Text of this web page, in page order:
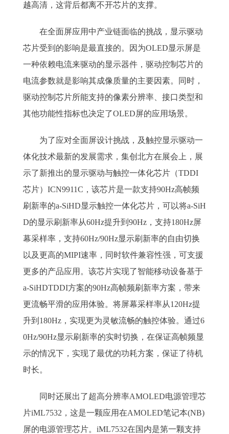
越高清，这背后都离不开芯片的支撑。
在全面屏应用中产业链面临的挑战，显示驱动
芯片受到的影响是最直接的。因为OLED显示屏是
一种依赖电流来驱动的显示器件，驱动控制芯片的
电流参数就是影响其成像质量的主要因素。同时，
驱动控制芯片所能支持的像素分辨率、接口类型和
其他功能性指标也决定了OLED屏的应用场景。
为了应对全面屏设计挑战，及触控显示驱动一
体化技术最新的发展需求，集创北方在展会上，展
示了新推出的显示驱动与触控一体化芯片（TDDI
芯片）ICN9911C，该芯片是一款支持90Hz高帧频
刷新率的a-SiHD显示触控一体化芯片，可以将a-SiH
D的显示刷新率从60Hz提升到90Hz，支持180Hz屏
幕采样率，支持60Hz/90Hz显示刷新率的自由切换
以及更高的MIPI速率，同时软件兼容性强，可支援
更多的产品应用。该芯片实现了智能移动设备基于
a-SiHDTDDI方案的90Hz高帧频刷新率方案，带来
更流畅平滑的应用体验。将屏幕采样率从120Hz提
升到180Hz，实现更为灵敏流畅的触控体验。通过6
0Hz/90Hz显示刷新率的实时切换，在保证高帧频显
示的情况下，实现了最优的功耗方案，保证了待机
时长。
同时还展出了超高分辨率AMOLED电源管理芯
片iML7532，这是一颗应用在AMOLED笔记本(NB)
屏的电源管理芯片。iML7532在国内是第一颗支持